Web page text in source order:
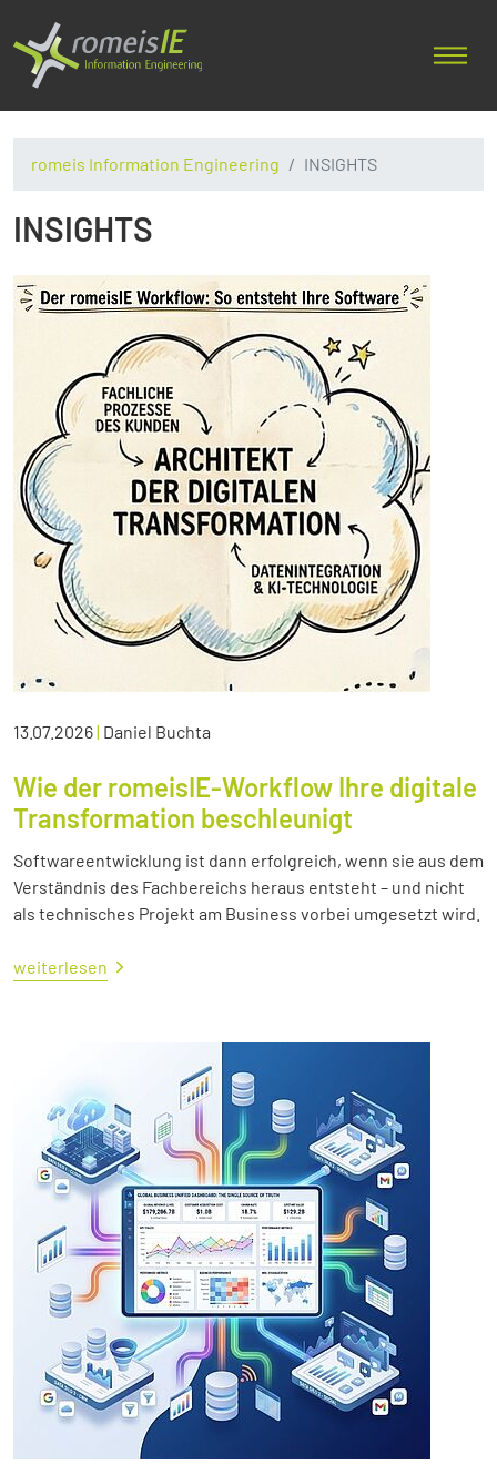
romeis Information Engineering INSIGHTS
INSIGHTS
13.07.2026| Daniel Buchta
Wie der romeisIE-Workflow Ihre digitale
Transformation beschleunigt
Softwareentwicklung ist dann erfolgreich, wenn sie aus dem
Verständnis des Fachbereichs heraus entsteht – und nicht
als technisches Projekt am Business vorbei umgesetzt wird.
weiterlesen